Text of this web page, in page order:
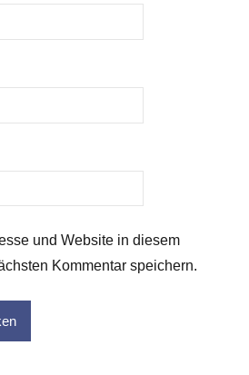
und Website in diesem
Kommentar speichern.